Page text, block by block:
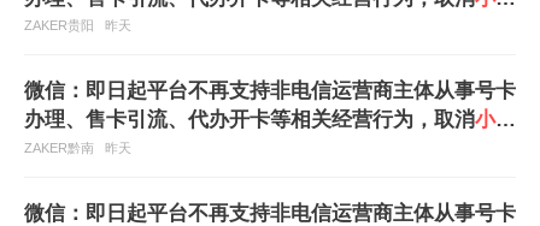
序类目“电话卡销售”
ZAKER贵阳 昨天
微信：即日起平台不再支持非电信运营商主体从事号卡
办理、售卡引流、代办开卡等相关经营行为，取消小程
序类目“电话卡销售”
ZAKER黔南 昨天
微信：即日起平台不再支持非电信运营商主体从事号卡